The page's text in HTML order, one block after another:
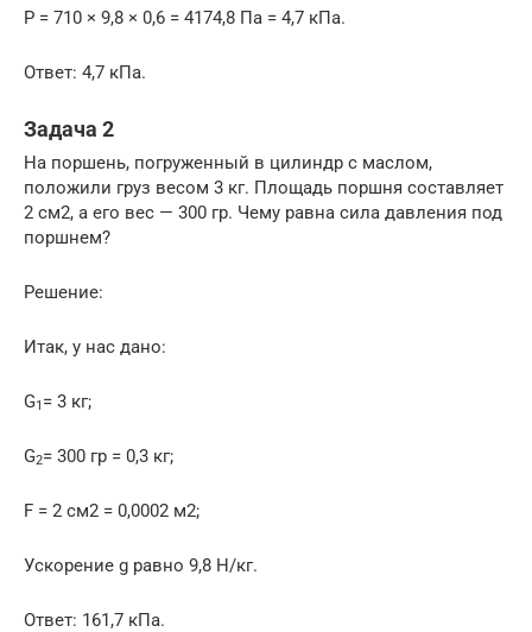
P = 710 × 9,8 × 0,6 = 4174,8 Па = 4,7 кПа.
Ответ: 4,7 кПа.
Задача 2
На поршень, погруженный в цилиндр с маслом,
положили груз весом 3 кг. Площадь поршня составляет
2 см2, а его вес — 300 гр. Чему равна сила давления под
поршнем?
Решение:
Итак, у нас дано:
G1 = 3 кг;
G2= 300 гр = 0,3 кг;
F = 2 см2 = 0,0002 м2;
Ускорение g равно 9,8 H/кг.
Ответ: 161,7 кПа.